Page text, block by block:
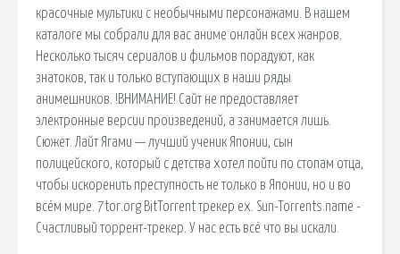
красочные мультики с необычными персонажами. В нашем
каталоге мы собрали для вас аниме онлайн всех жанров.
Несколько тысяч сериалов и фильмов порадуют, как
знатоков, так и только вступающих в наши ряды
анимешников. !ВНИМАНИЕ! Сайт не предоставляет
электронные версии произведений, а занимается лишь.
Сюжет. Лайт Ягами — лучший ученик Японии, сын
полицейского, который с детства хотел пойти по стопам отца,
чтобы искоренить преступность не только в Японии, но и во
всём мире. 7tor.org BitTorrent трекер ex. Sun-Torrents.name -
Счастливый торрент-трекер. У нас есть всё что вы искали.